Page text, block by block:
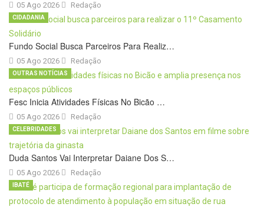
05 Ago 2026 Redação
Fundo Social Busca Parceiros Para Realiz…
05 Ago 2026
CIDADANIA
Redação
Fesc Inicia Atividades Físicas No Bicão …
05 Ago 2026
OUTRAS NOTÍCIAS
Redação
Duda Santos Vai Interpretar Daiane Dos S…
05 Ago 2026
CELEBRIDADES
Redação
IBATÉ